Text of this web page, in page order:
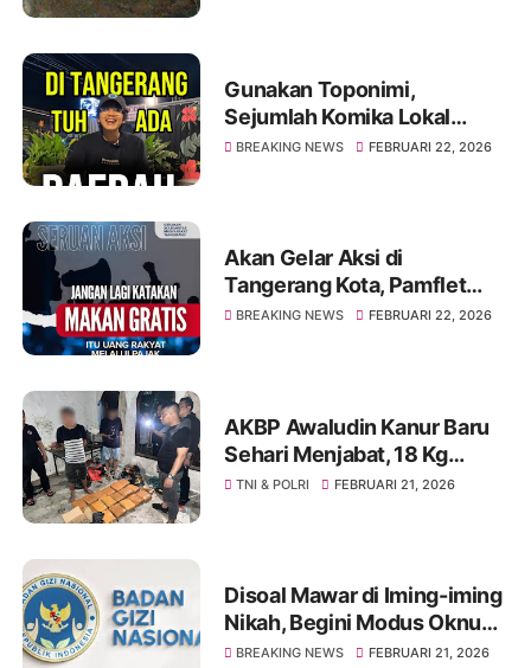
Gunakan Toponimi,
Sejumlah Komika Lokal
Tangerang Sentil Banjir di
BREAKING NEWS FEBRUARI 22, 2026
Akan Gelar Aksi di
Tangerang Kota, Pamflet
Bertuliskan Tolak MBG
BREAKING NEWS FEBRUARI 22, 2026
AKBP Awaludin Kanur Baru
Sehari Menjabat, 18 Kg
Ganja Disikat di Jakarta
TNI & POLRI FEBRUARI 21, 2026
Disoal Mawar di Iming-iming
Nikah, Begini Modus Oknum
BGN Banten !!!
BREAKING NEWS FEBRUARI 21, 2026